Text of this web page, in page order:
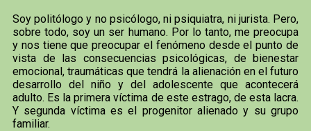
Soy politólogo y no psicólogo, ni psiquiatra, ni jurista. Pero,
sobre todo, soy un ser humano. Por lo tanto, me preocupa
y nos tiene que preocupar el fenómeno desde el punto de
vista de las consecuencias psicológicas, de bienestar
emocional, traumáticas que tendrá la alienación en el futuro
desarrollo del niño y del adolescente que acontecerá
adulto. Es la primera víctima de este estrago, de esta lacra.
Y segunda víctima es el progenitor alienado y su grupo
familiar.